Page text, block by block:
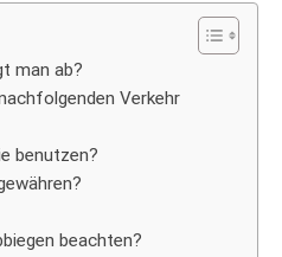
man ab?
Verkehr
benutzen?
beachten?